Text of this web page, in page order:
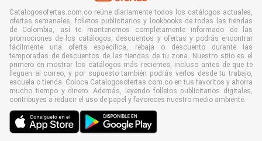
Catalogosofertas.com.co reúne diariamente todos los catálogos actuales,
ofertas semanales, folletos publicitarios y lookbooks de todas las tiendas
de Colombia, así te mantenemos completamente informado de las
promociones de los catálogos, descuentos y ofertas y podrás encontrar
fácilmente una oferta específica, rebaja o descuento durante las
temporadas de descuentos de las tiendas de tu zona. Nuestro sitio es el
primero en mostrar los catálogos más recientes, incluso antes de que te
lleguen al correo, y por supuesto también podrás verlos desde tu trabajo,
escuela o tienda. Coloca Catalogosofertas.com.co en tus favoritos y ahorra
mucho tiempo y dinero. Además, leyendo folletos publicitarios digitales,
contribuyes a reducir el uso de papel y favoreces nuestro medio ambiente.